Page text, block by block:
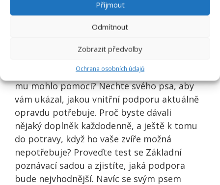
Příjmout
Odmítnout
Zobrazit předvolby
Ochrana osobních údajů
Když jsou polštářky tlapek dlouhodobě v
horším stavu, sledujete snížení pružnosti a
odolnosti, vysušování, zvrásnění a
různých faktorů. Co asi psovi chybí? Co by
mu mohlo pomoci? Nechte svého psa, aby
vám ukázal, jakou vnitřní podporu aktuálně
opravdu potřebuje. Proč byste dávali
nějaký doplněk každodenně, a ještě k tomu
do potravy, když ho vaše zvíře možná
nepotřebuje? Proveďte test se Základní
poznávací sadou a zjistíte, jaká podpora
bude nejvhodnější. Navíc se svým psem